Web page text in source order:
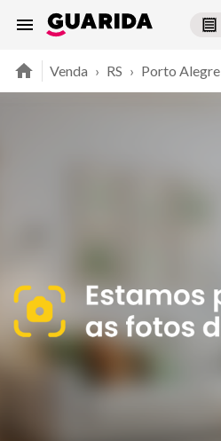
Venda › RS › Porto Alegre